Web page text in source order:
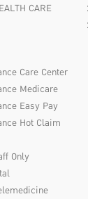
CARE
Care Center
Medicare
Easy Pay
Hot Claim
Only